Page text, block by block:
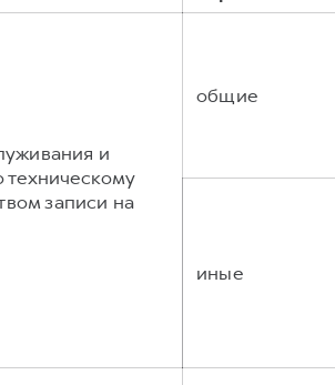
и
техническому
записи на
общие
иные